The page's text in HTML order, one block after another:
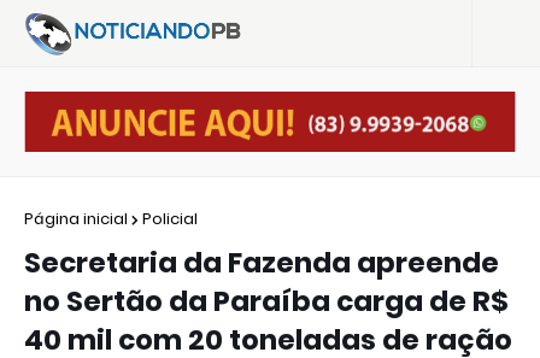
Página inicial Policial
Secretaria da Fazenda apreende
no Sertão da Paraíba carga de R$
40 mil com 20 toneladas de ração